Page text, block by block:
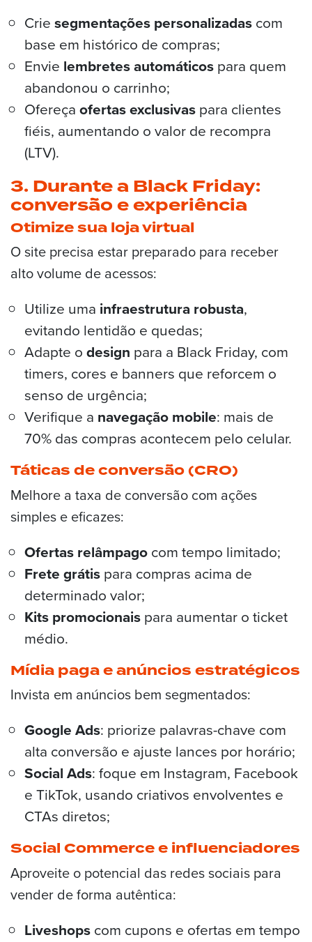
Crie segmentações personalizadas com
base em histórico de compras;
Envie lembretes automáticos para quem
abandonou o carrinho;
Ofereça ofertas exclusivas para clientes
fiéis, aumentando o valor de recompra
(LTV).
3. Durante a Black Friday:
conversão e experiência
Otimize sua loja virtual
O site precisa estar preparado para receber
alto volume de acessos:
Utilize uma infraestrutura robusta,
evitando lentidão e quedas;
Adapte o design para a Black Friday, com
timers, cores e banners que reforcem o
senso de urgência;
Verifique a navegação mobile: mais de
70% das compras acontecem pelo celular.
Táticas de conversão (CRO)
Melhore a taxa de conversão com ações
simples e eficazes:
Ofertas relâmpago com tempo limitado;
Frete grátis para compras acima de
determinado valor;
Kits promocionais para aumentar o ticket
médio.
Mídia paga e anúncios estratégicos
Invista em anúncios bem segmentados:
Google Ads: priorize palavras-chave com
alta conversão e ajuste lances por horário;
Social Ads: foque em Instagram, Facebook
e TikTok, usando criativos envolventes e
CTAs diretos;
Social Commerce e influenciadores
Aproveite o potencial das redes sociais para
vender de forma autêntica:
Liveshops com cupons e ofertas em tempo